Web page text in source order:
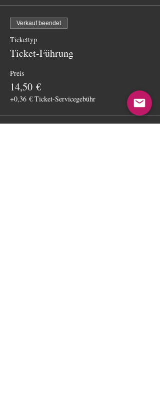
Verkauf beendet
Tickettyp
Ticket-Führung
Preis
14,50 €
+0,36 € Ticket-Servicegebühr